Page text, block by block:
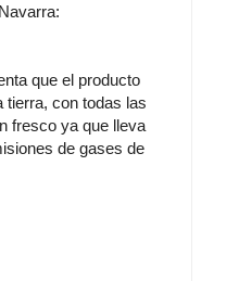
que el producto
tierra, con todas las
fresco ya que lleva
de gases de